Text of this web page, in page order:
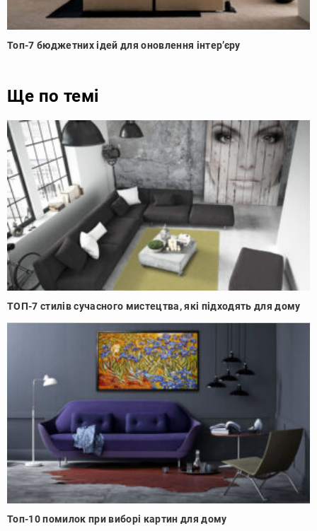
Топ-7 бюджетних ідей для оновлення інтер’єру
Ще по темі
ТОП-7 стилів сучасного мистецтва, які підходять для дому
Топ-10 помилок при виборі картин для дому